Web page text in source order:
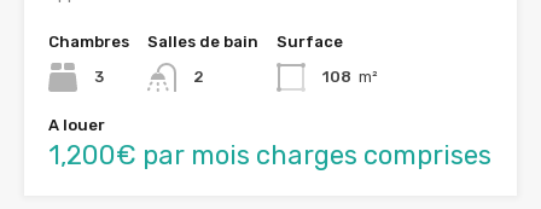
Chambres
3
Salles de bain
2
Surface
108 m²
A louer
1,200€ par mois charges comprises